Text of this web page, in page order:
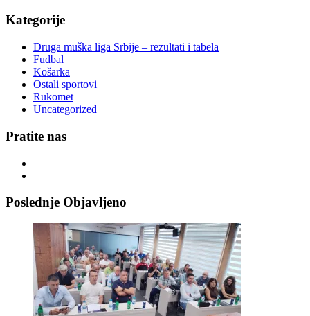
Kategorije
Druga muška liga Srbije – rezultati i tabela
Fudbal
Košarka
Ostali sportovi
Rukomet
Uncategorized
Pratite nas
Poslednje Objavljeno